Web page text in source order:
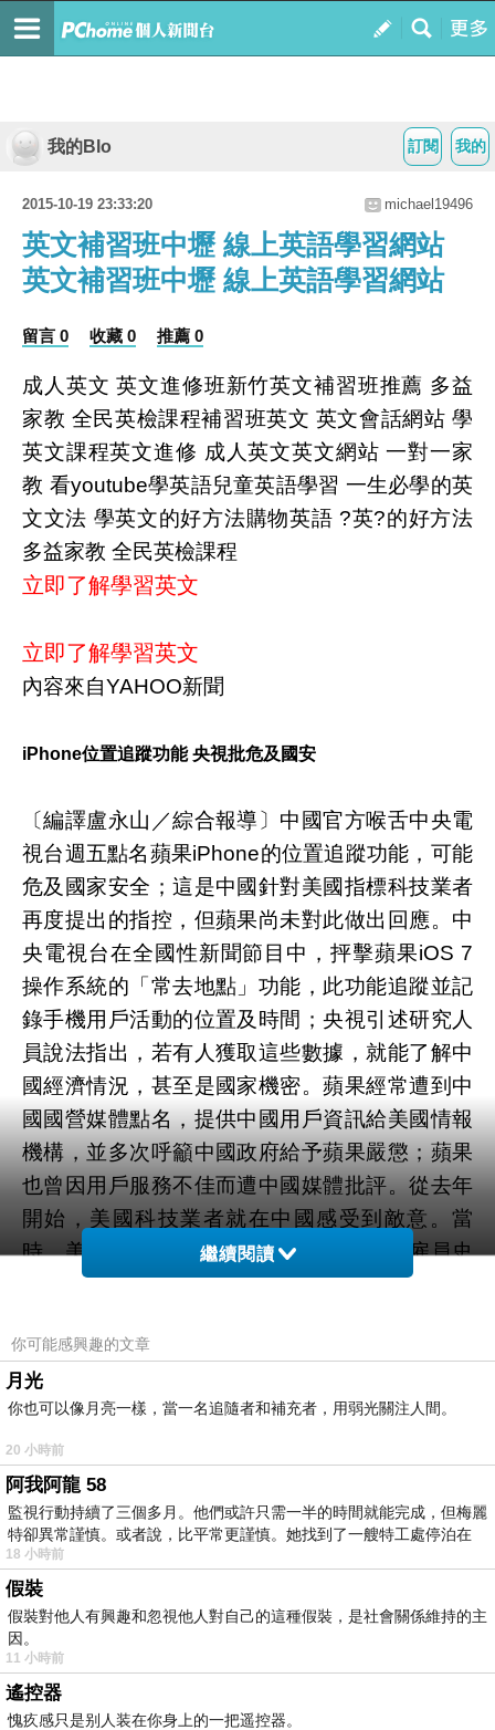
我的
訂閱
我的Blo
2015-10-19 23:33:20 michael19496
英文補習班中壢 線上英語學習網站
英文補習班中壢 線上英語學習網站
留言 0 收藏 0 推薦 0
成人英文 英文進修班新竹英文補習班推薦 多益
家教 全民英檢課程補習班英文 英文會話網站 學
英文課程英文進修 成人英文英文網站 一對一家
教 看youtube學英語兒童英語學習 一生必學的英
文文法 學英文的好方法購物英語 ?英?的好方法
多益家教 全民英檢課程
立即了解學習英文
立即了解學習英文
內容來自YAHOO新聞
iPhone位置追蹤功能 央視批危及國安
〔編譯盧永山／綜合報導〕中國官方喉舌中央電
視台週五點名蘋果iPhone的位置追蹤功能，可能
危及國家安全；這是中國針對美國指標科技業者
再度提出的指控，但蘋果尚未對此做出回應。中
央電視台在全國性新聞節目中，抨擊蘋果iOS 7
操作系統的「常去地點」功能，此功能追蹤並記
錄手機用戶活動的位置及時間；央視引述研究人
員說法指出，若有人獲取這些數據，就能了解中
國經濟情況，甚至是國家機密。蘋果經常遭到中
國國營媒體點名，提供中國用戶資訊給美國情報
機構，並多次呼籲中國政府給予蘋果嚴懲；蘋果
也曾因用戶服務不佳而遭中國媒體批評。從去年
開始，美國科技業者就在中國感受到敵意。當
時，美國國家安全局（ＮＳＡ）前承包商雇員史
諾登揭露機密資料，表示ＮＳＡ在暗中監視中國
中英文教學影片 幼兒美語教學
線上英語學習網站
台節目提及史諾登洩密案，並指美國科技業者的
資料庫是個金礦；節目還引述中國官員說法指
出，中國需要更有力的資料保護法，並強調，若
資料洩漏造成傷害，蘋果必須承擔法律責任。除
了蘋果，近來包括Google、微軟、思科及ＩＢＭ
等美國多家科技業者，在中國的業務也遭遇挫
折；Google在中國的搜尋服務曾經中斷逾一個
月，中國政府採購部門也禁止政府新購買電腦使
用微軟的Windows 8作業系統。
繼續閱讀
你可能感興趣的文章
月光
你也可以像月亮一樣，當一名追隨者和補充者，用弱光關注人間。
20 小時前
阿我阿龍 58
監視行動持續了三個多月。他們或許只需一半的時間就能完成，但梅麗
特卻異常謹慎。或者說，比平常更謹慎。她找到了一艘特工處停泊在
18 小時前
假裝
假裝對他人有興趣和忽視他人對自己的這種假裝，是社會關係維持的主
因。
11 小時前
遙控器
愧疚感只是别人装在你身上的一把遥控器。